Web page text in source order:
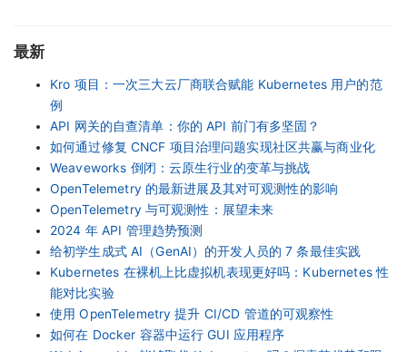
最新
Kro 项目：一次三大云厂商联合赋能 Kubernetes 用户的范
例
API 网关的自查清单：你的 API 前门有多坚固？
如何通过修复 CNCF 项目治理问题实现社区共赢与商业化
Weaveworks 倒闭：云原生行业的变革与挑战
OpenTelemetry 的最新进展及其对可观测性的影响
OpenTelemetry 与可观测性：展望未来
2024 年 API 管理趋势预测
给初学生成式 AI（GenAI）的开发人员的 7 条最佳实践
Kubernetes 在裸机上比虚拟机表现更好吗：Kubernetes 性
能对比实验
使用 OpenTelemetry 提升 CI/CD 管道的可观察性
如何在 Docker 容器中运行 GUI 应用程序